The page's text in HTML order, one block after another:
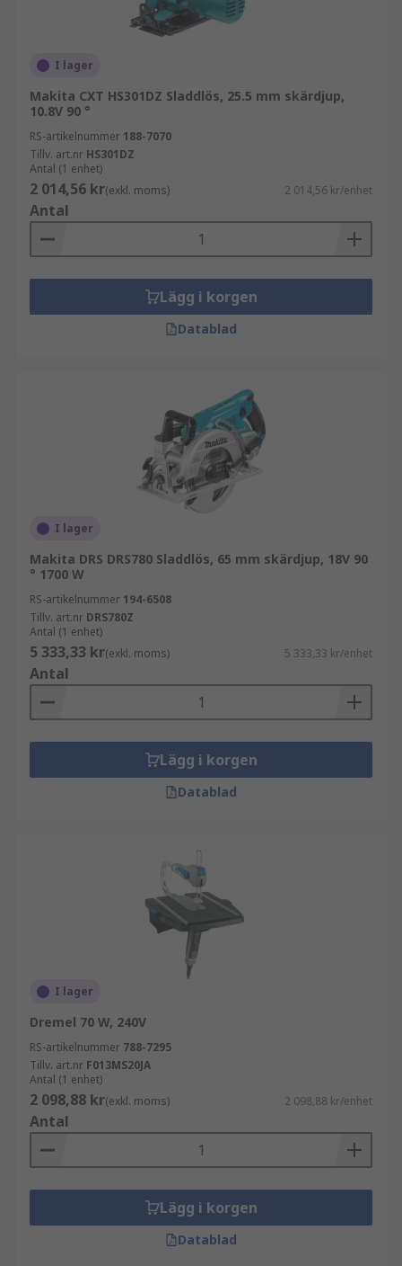
I lager
Makita CXT HS301DZ Sladdlös, 25.5 mm skärdjup,
10.8V 90 °
RS-artikelnummer 188-7070
Tillv. art.nr HS301DZ
Antal (1 enhet)
2 014,56 kr(exkl. moms) 2 014,56 kr/enhet
Antal
Lägg i korgen
Datablad
I lager
Makita DRS DRS780 Sladdlös, 65 mm skärdjup, 18V 90
° 1700 W
RS-artikelnummer 194-6508
Tillv. art.nr DRS780Z
Antal (1 enhet)
5 333,33 kr(exkl. moms) 5 333,33 kr/enhet
Antal
Lägg i korgen
Datablad
I lager
Dremel 70 W, 240V
RS-artikelnummer 788-7295
Tillv. art.nr F013MS20JA
Antal (1 enhet)
2 098,88 kr(exkl. moms) 2 098,88 kr/enhet
Antal
Lägg i korgen
Datablad